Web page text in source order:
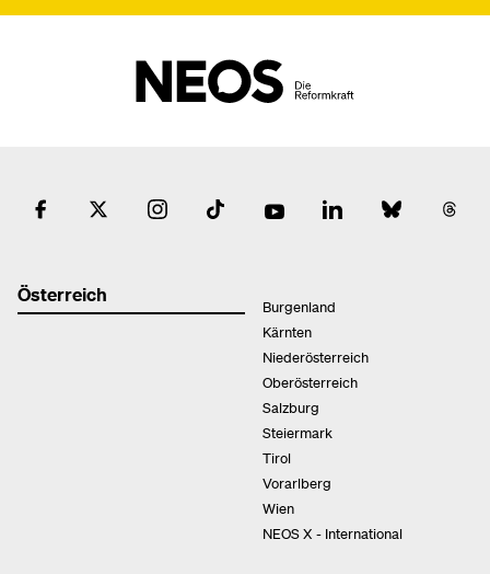
Österreich
Burgenland
Kärnten
Niederösterreich
Oberösterreich
Salzburg
Steiermark
Tirol
Vorarlberg
Wien
NEOS X - International